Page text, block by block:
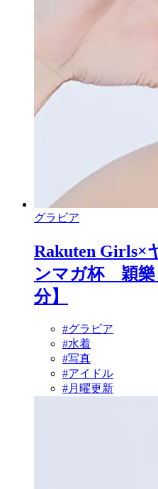
グラビア
Rakuten
ンマガ杯 穎樂
分】
#グラビア
#水着
#写真
#アイドル
#月曜更新